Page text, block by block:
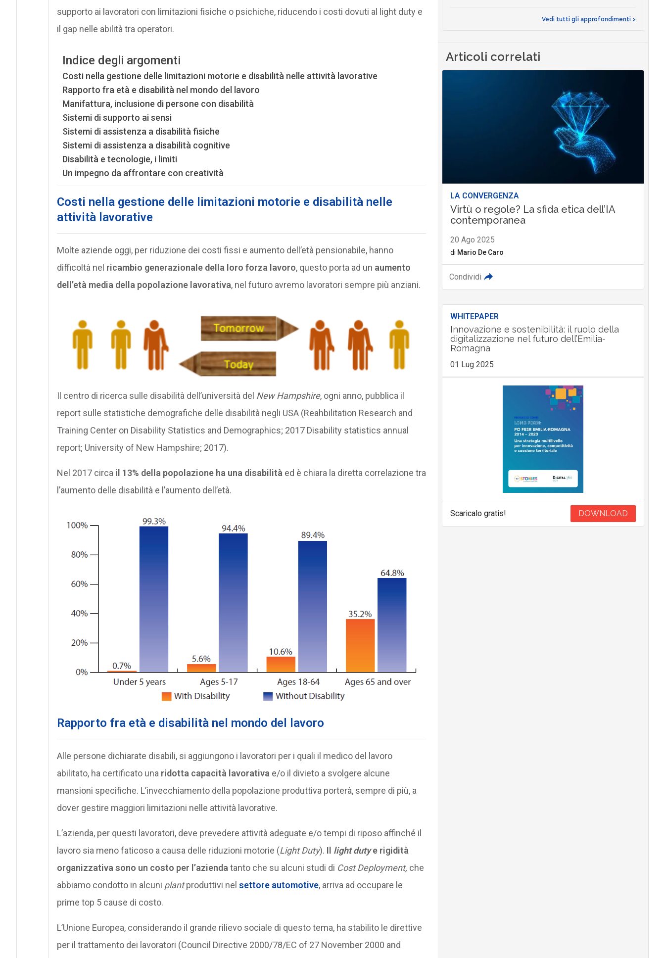
supporto ai lavoratori con limitazioni fisiche o psichiche, riducendo i costi dovuti al light duty e
il gap nelle abilità tra operatori.
Indice degli argomenti
Costi nella gestione delle limitazioni motorie e disabilità nelle attività lavorative
Rapporto fra età e disabilità nel mondo del lavoro
Manifattura, inclusione di persone con disabilità
Sistemi di supporto ai sensi
Sistemi di assistenza a disabilità fisiche
Sistemi di assistenza a disabilità cognitive
Disabilità e tecnologie, i limiti
Un impegno da affrontare con creatività
Costi nella gestione delle limitazioni motorie e disabilità nelle
attività lavorative
Molte aziende oggi, per riduzione dei costi fissi e aumento dell’età pensionabile, hanno
difficoltà nel ricambio generazionale della loro forza lavoro, questo porta ad un aumento
dell’età media della popolazione lavorativa, nel futuro avremo lavoratori sempre più anziani.
Il centro di ricerca sulle disabilità dell’università del New Hampshire, ogni anno, pubblica il
report sulle statistiche demografiche delle disabilità negli USA (Reahbilitation Research and
Training Center on Disability Statistics and Demographics; 2017 Disability statistics annual
report; University of New Hampshire; 2017).
Nel 2017 circa il 13% della popolazione ha una disabilitàed è chiara la diretta correlazione tra
l’aumento delle disabilità e l’aumento dell’età.
Rapporto fra età e disabilità nel mondo del lavoro
Alle persone dichiarate disabili, si aggiungono i lavoratori per i quali il medico del lavoro
abilitato, ha certificato una ridotta capacità lavorativa e/o il divieto a svolgere alcune
mansioni specifiche. L’invecchiamento della popolazione produttiva porterà, sempre di più, a
dover gestire maggiori limitazioni nelle attività lavorative.
L’azienda, per questi lavoratori, deve prevedere attività adeguate e/o tempi di riposo affinché il
lavoro sia meno faticoso a causa delle riduzioni motorie (Light Duty). Il light dutye rigidità
organizzativa sono un costo per l’azienda tanto che su alcuni studi di Cost Deployment, che
abbiamo condotto in alcuni plantproduttivi nel settore automotive, arriva ad occupare le
prime top 5 cause di costo.
L’Unione Europea, considerando il grande rilievo sociale di questo tema, ha stabilito le direttive
per il trattamento dei lavoratori (Council Directive 2000/78/EC of 27 November 2000 and
Vedi tutti gli approfondimenti >
Articoli correlati
LA CONVERGENZA
Virtù o regole? La sfida etica dell’IA
contemporanea
20 Ago 2025
di Mario De Caro
Condividi
WHITEPAPER
Innovazione e sostenibilità: il ruolo della
digitalizzazione nel futuro dell’Emilia-
Romagna
01 Lug 2025
Scaricalo gratis! DOWNLOAD